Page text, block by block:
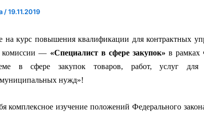
/19.11.2019
на курс повышения квалификации для контрактных
комиссии — «Специалист в сфере закупок»в
в сфере закупок товаров, работ, услуг для
нужд»!
комплексное изучение положений Федерального